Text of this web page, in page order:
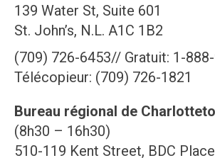
139 Water St, Suite 601
St. John’s, N.L. A1C 1B2
(709) 726-6453// Gratuit: 1-
Télécopieur: (709) 726-1821
Bureau régional de
(8h30 – 16h30)
510-119 Kent Street, BDC